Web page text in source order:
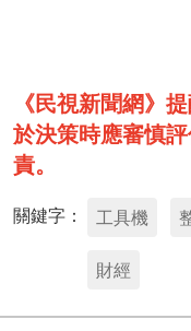
《民視新聞網》
於決策時應審慎
責。
關鍵字： 工具機
財經